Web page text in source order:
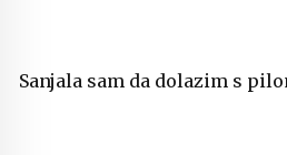
Sanjala sam da dolazim s